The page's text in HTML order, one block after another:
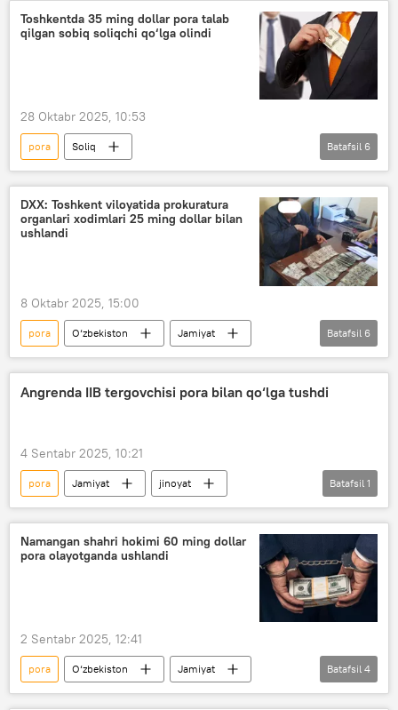
Samarqand viloyati
firibgarlik
IIV
Davlat xavfsizlik xizmati (DXX)
Toshkentda 35 ming dollar pora talab
qilgan sobiq soliqchi qo‘lga olindi
28 Oktabr 2025, 10:53
pora
Soliq
Davlat xavfsizlik xizmati (DXX)
firibgar
jinoyat
Jinoyat kodeksi
Toshkent
Hodisalar
Batafsil 6
DXX: Toshkent viloyatida prokuratura
organlari xodimlari 25 ming dollar bilan
ushlandi
8 Oktabr 2025, 15:00
pora O‘zbekiston
Jamiyat
jinoyat
Davlat xavfsizlik xizmati (DXX)
Bekobod tumani
Guliston tumani
Batafsil 6
Angrenda IIB tergovchisi pora bilan qo‘lga tushdi
4 Sentabr 2025, 10:21
pora Jamiyat
jinoyat
Angren shahri
Batafsil 1
Namangan shahri hokimi 60 ming dollar
pora olayotganda ushlandi
2 Sentabr 2025, 12:41
pora O‘zbekiston
Jamiyat
jinoyat
Jinoyat kodeksi
Batafsil 4